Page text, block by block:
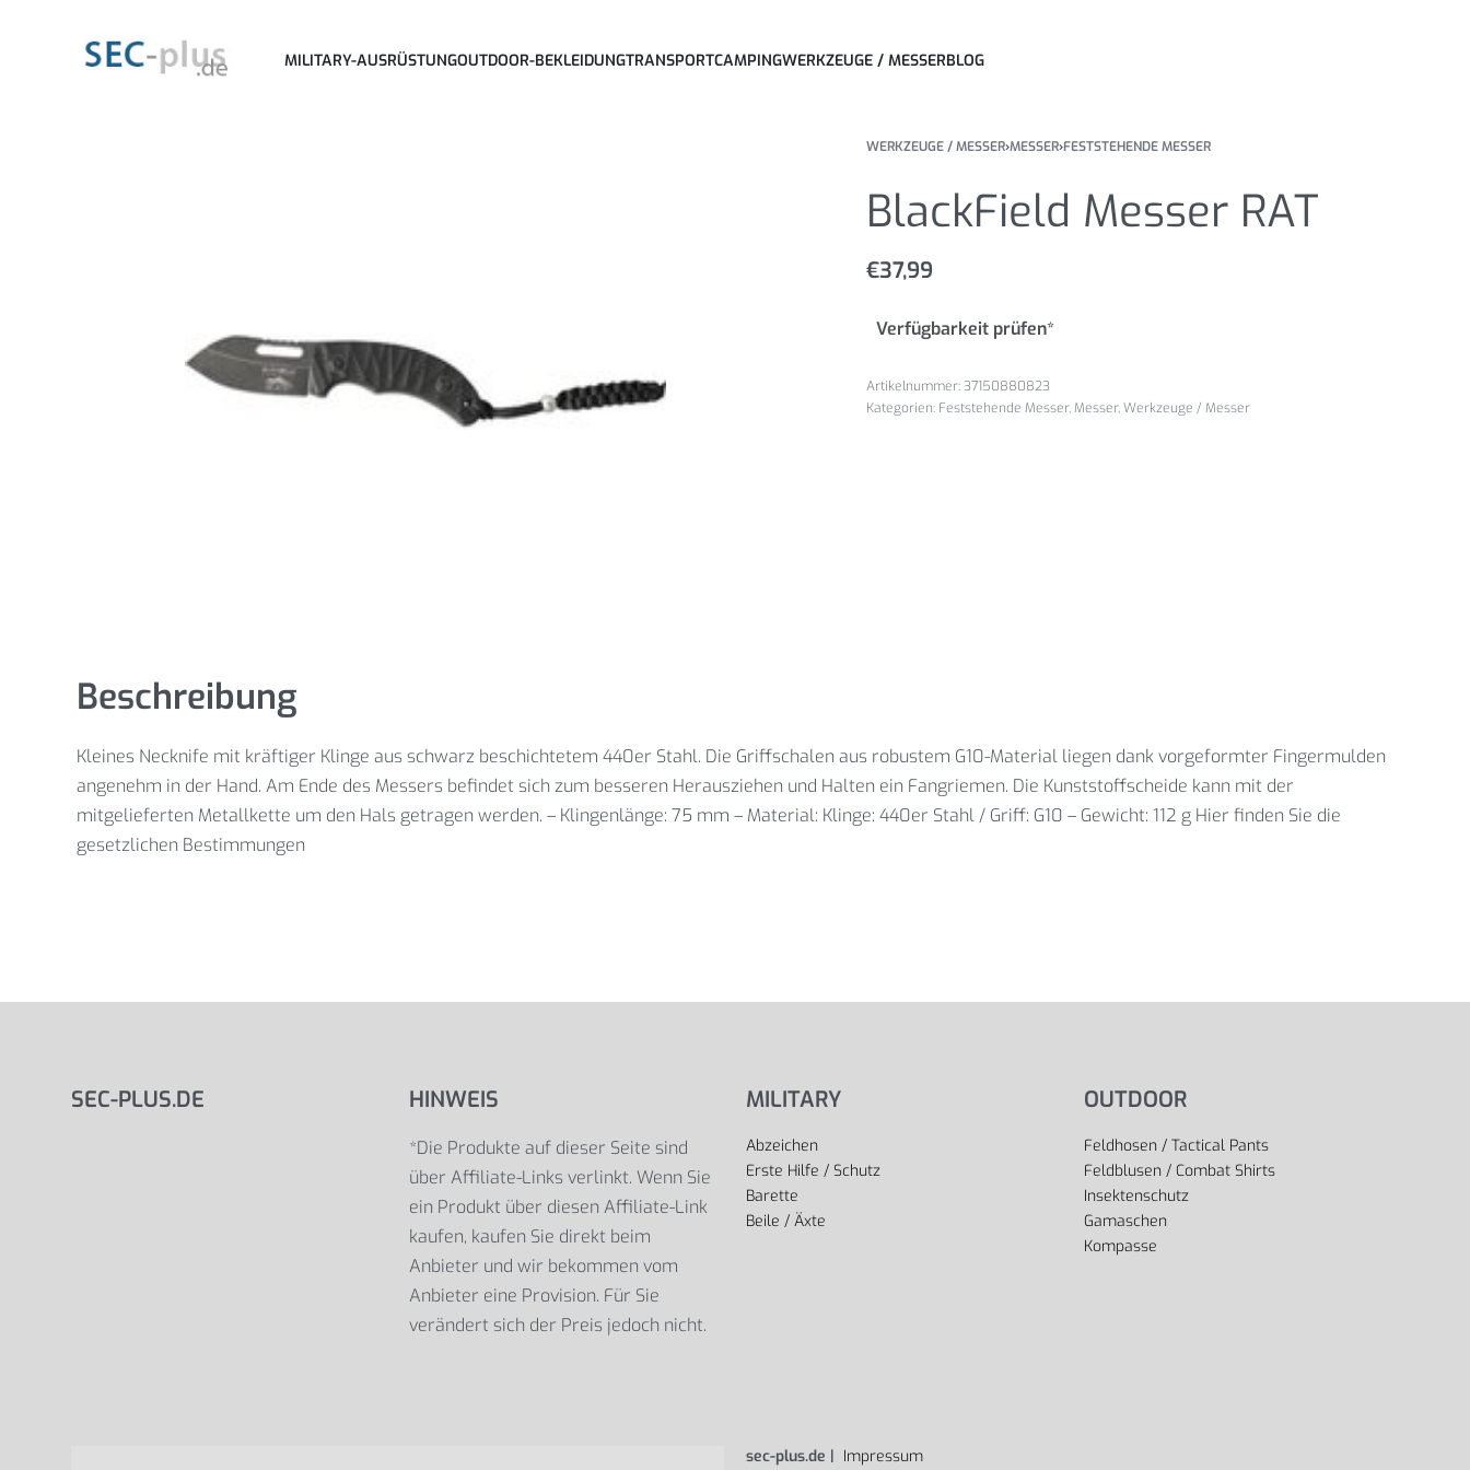
MILITARY-AUSRÜSTUNGOUTDOOR-BEKLEIDUNGTRANSPORTCAMPINGWERKZEUGE / MESSERBLOG
WERKZEUGE / MESSER›MESSER›FESTSTEHENDE MESSER
BlackField Messer RAT
€37,99
Verfügbarkeit prüfen*
37150880823
Kategorien: Feststehende Messer,Messer,Werkzeuge / Messer
Beschreibung
Kleines Necknife mit kräftiger Klinge aus schwarz beschichtetem 440er Stahl. Die Griffschalen aus robustem G10-Material liegen dank vorgeformter Fingermulden
angenehm in der Hand. Am Ende des Messers befindet sich zum besseren Herausziehen und Halten ein Fangriemen. Die Kunststoffscheide kann mit der
mitgelieferten Metallkette um den Hals getragen werden. – Klingenlänge: 75 mm – Material: Klinge: 440er Stahl / Griff: G10 – Gewicht: 112 g Hier finden Sie die
gesetzlichen Bestimmungen
SEC-PLUS.DE HINWEIS
*Die Produkte auf dieser Seite sind
über Affiliate-Links verlinkt. Wenn Sie
ein Produkt über diesen Affiliate-Link
kaufen, kaufen Sie direkt beim
Anbieter und wir bekommen vom
Anbieter eine Provision. Für Sie
verändert sich der Preis jedoch nicht.
MILITARY
Abzeichen
Erste Hilfe / Schutz
Barette
Beile / Äxte
OUTDOOR
Feldhosen / Tactical Pants
Feldblusen / Combat Shirts
Insektenschutz
Gamaschen
Kompasse
sec-plus.de | Impressum